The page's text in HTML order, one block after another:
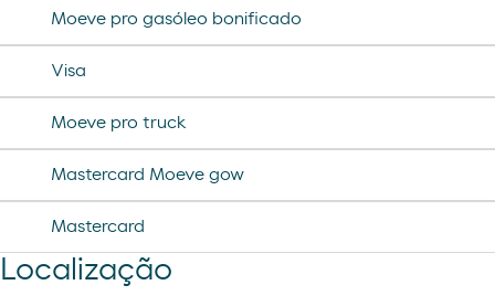
chorizo revilla
helado magnun
helado calippo
Moeve pro gasóleo bonificado
Visa
Moeve pro truck
Mastercard Moeve gow
Mastercard
Localização